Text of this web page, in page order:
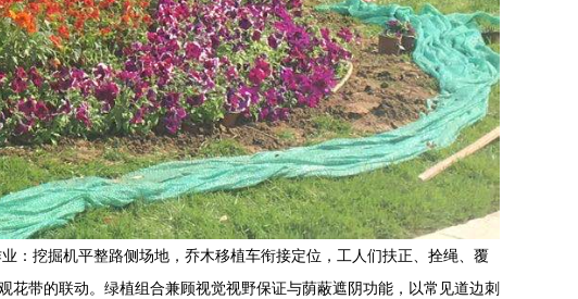
：挖掘机平整路侧场地，乔木移植车衔接定位，工人们扶正、拴绳、覆
带的联动。绿植组合兼顾视觉视野保证与荫蔽遮阴功能，以常见道边刺